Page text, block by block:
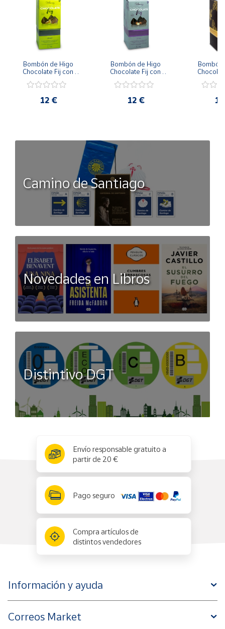
Bombón de Higo
Chocolate Fij con
uds / 150 g
12 €
Bombón de Higo
Chocolate Fij con
uds / 150 g
12 €
Bombón
uds /
Camino de Santiago
Novedades en Libros
Distintivo DGT
Envío responsable gratuito a
partir de 20 €
Pago seguro
Compra artículos de
distintos vendedores
Información y ayuda
Correos Market